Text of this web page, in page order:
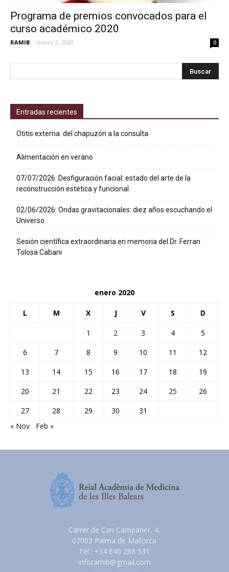
Programa de premios convocados para el
curso académico 2020
RAMIB - enero 2, 2020 0
Entradas recientes
Otitis externa: del chapuzón a la consulta
Alimentación en verano
07/07/2026: Desfiguración facial: estado del arte de la
reconstrucción estética y funcional
02/06/2026: Ondas gravitacionales: diez años escuchando el
Universo
Sesión científica extraordinaria en memoria del Dr. Ferran
Tolosa Cabani
enero 2020
L M X J V S D
1 2 3 4
5
6
7 8 9 10 11
12
13
14 15 16 17 18
19
20
21 22 23 24 25
26
27
28 29 30
31
« Nov
Feb »
Carrer de Can Campaner, 4.
07003 Palma de Mallorca
Tel.: +34 640 268 531
inforamib@gmail.com